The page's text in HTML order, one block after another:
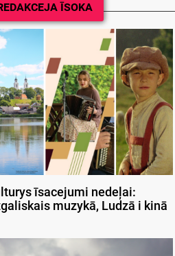
ĪSOKA
īsacejumi nedeļai:
muzykā, Ludzā i kinā